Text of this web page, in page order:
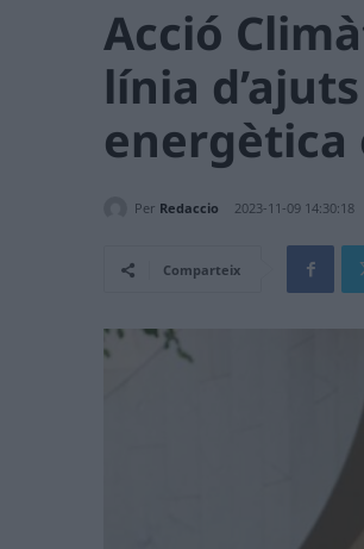
Acció
línia
energètica
Per Redaccio 2023-11-09 14:30:18
Comparteix